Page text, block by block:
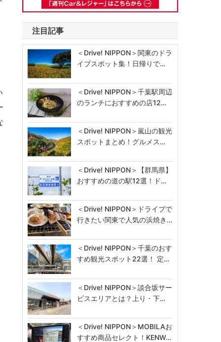
注目記事
＜Drive! NIPPON＞関東のドラ
イブスポット集！日帰りで…
＜Drive! NIPPON＞千葉駅周辺
のランチにおすすめの店12…
＜Drive! NIPPON＞嵐山の観光
スポットまとめ！グルメス…
＜Drive! NIPPON＞【群馬県】
おすすめの道の駅12選！ド…
＜Drive! NIPPON＞ドライブで
行きたい関東で人気の浜焼き…
＜Drive! NIPPON＞千葉のおす
すめ観光スポット22選！ 定…
＜Drive! NIPPON＞談合坂サー
ビスエリアとは？上り・下…
＜Drive! NIPPON＞MOBILAお
すすめ商品セレクト！KENW…